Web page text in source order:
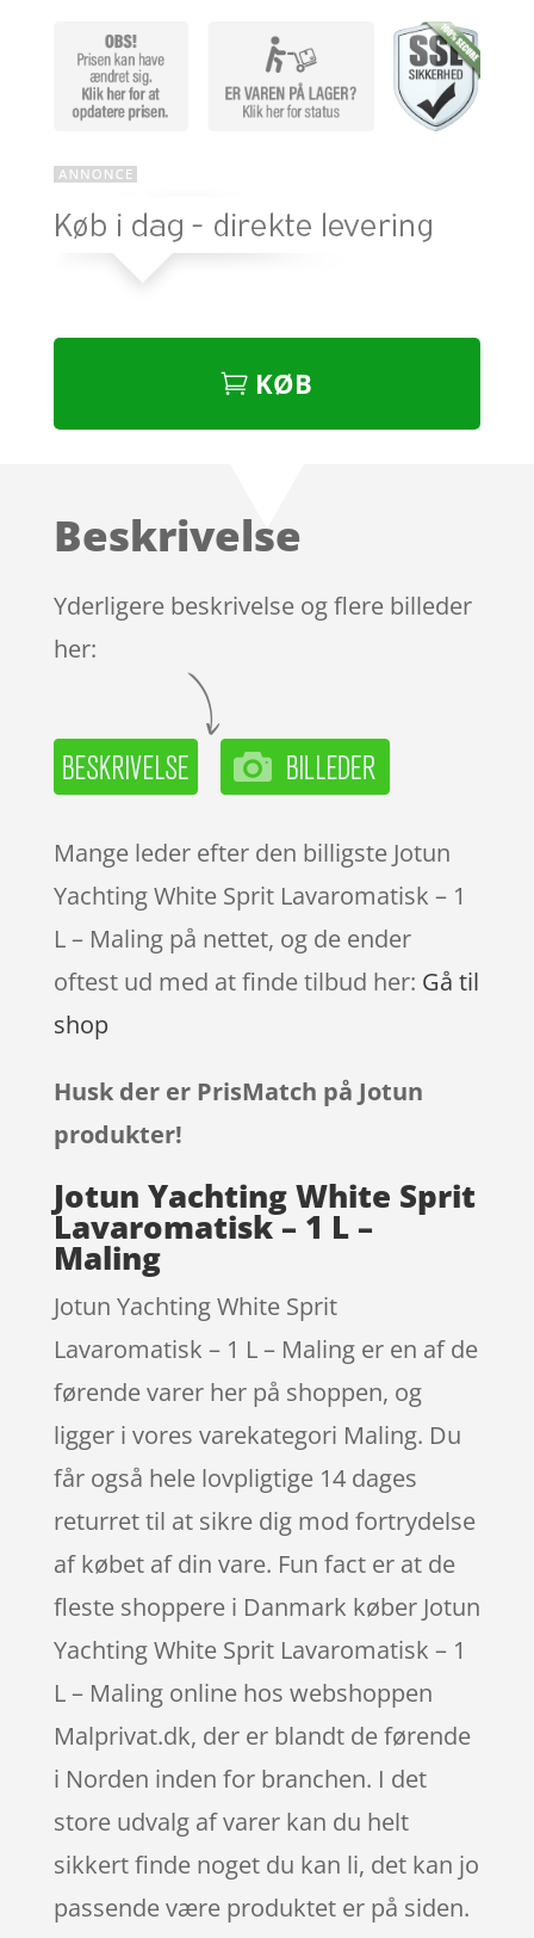
KØB
Beskrivelse
Yderligere beskrivelse og flere billeder
her:
Mange leder efter den billigste Jotun
Yachting White Sprit Lavaromatisk – 1
L – Maling på nettet, og de ender
oftest ud med at finde tilbud her: Gå til
shop
Husk der er PrisMatch på Jotun
produkter!
Jotun Yachting White Sprit
Lavaromatisk – 1 L –
Maling
Jotun Yachting White Sprit
Lavaromatisk – 1 L – Maling er en af de
førende varer her på shoppen, og
ligger i vores varekategori Maling. Du
får også hele lovpligtige 14 dages
returret til at sikre dig mod fortrydelse
af købet af din vare. Fun fact er at de
fleste shoppere i Danmark køber Jotun
Yachting White Sprit Lavaromatisk – 1
L – Maling online hos webshoppen
Malprivat.dk, der er blandt de førende
i Norden inden for branchen. I det
store udvalg af varer kan du helt
sikkert finde noget du kan li, det kan jo
passende være produktet er på siden.